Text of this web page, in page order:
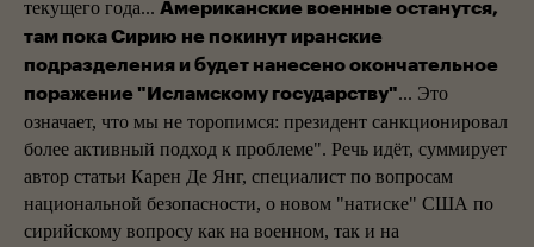
текущего года... Американские военные останутся,
там пока Сирию не покинут иранские
подразделения и будет нанесено окончательное
поражение "Исламскому государству"... Это
означает, что мы не торопимся: президент санкционировал
более активный подход к проблеме". Речь идёт, суммирует
автор статьи Карен Де Янг, специалист по вопросам
национальной безопасности, о новом "натиске" США по
сирийскому вопросу как на военном, так и на